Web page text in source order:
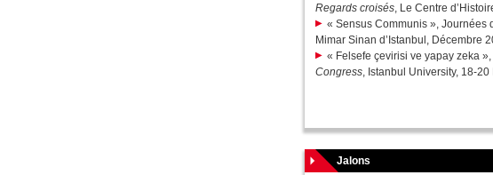
Regards croisés , Le Centre
« Sensus Communis », Journées
Mimar Sinan d’Istanbul, Décembre
« Felsefe çevirisi ve yapay zeka
Congress , Istanbul University, 18-
Jalons